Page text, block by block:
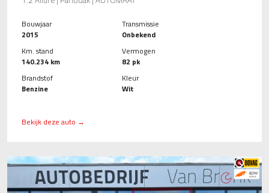
Bouwjaar
2015
Km. stand
140.234 km
Brandstof
Benzine
Transmissie
Onbekend
Vermogen
82 pk
Kleur
Wit
Bekijk deze auto →